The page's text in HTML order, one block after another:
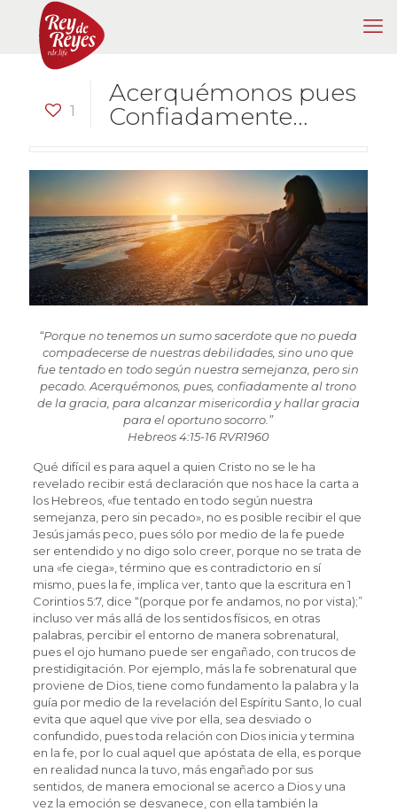
1
Acerquémonos pues
Confiadamente…
“Porque no tenemos un sumo sacerdote que no pueda
compadecerse de nuestras debilidades, sino uno que
fue tentado en todo según nuestra semejanza, pero sin
pecado. Acerquémonos, pues, confiadamente al trono
de la gracia, para alcanzar misericordia y hallar gracia
para el oportuno socorro.”
‭‭Hebreos‬ ‭4:15-16‬ ‭RVR1960‬‬
Qué difícil es para aquel a quien Cristo no se le ha
revelado recibir está declaración que nos hace la carta a
los Hebreos, «fue tentado en todo según nuestra
semejanza, pero sin pecado», no es posible recibir el que
Jesús jamás peco, pues sólo por medio de la fe puede
ser entendido y no digo solo creer, porque no se trata de
una «fe ciega», término que es contradictorio en sí
mismo, pues la fe, implica ver, tanto que la escritura en 1
Corintios 5:7, dice “(porque por fe andamos, no por vista);”
incluso ver más allá de los sentidos físicos, en otras
palabras, percibir el entorno de manera sobrenatural,
pues el ojo humano puede ser engañado, con trucos de
prestidigitación. Por ejemplo, más la fe sobrenatural que
proviene de Dios, tiene como fundamento la palabra y la
guía por medio de la revelación del Espíritu Santo, lo cual
evita que aquel que vive por ella, sea desviado o
confundido, pues toda relación con Dios inicia y termina
en la fe, por lo cual aquel que apóstata de ella, es porque
en realidad nunca la tuvo, más engañado por sus
sentidos, de manera emocional se acerco a Dios y una
vez la emoción se desvanece, con ella también la